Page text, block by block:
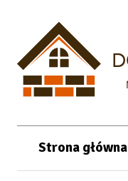
Strona główna